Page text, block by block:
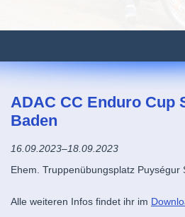
ADAC CC Enduro Cup
Baden
16.09.2023–18.09.2023
Ehem. Truppenübungsplatz Puységur
Alle weiteren Infos findet ihr im